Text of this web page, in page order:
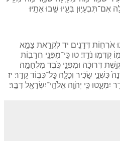
בְּעָ֖יוּ שֻׁ֥בוּ אֵתָֽיוּ׃
אֹרְח֖וֹת דְּדָנִֽים׃ יד לִקְרַ֥את צָמֵ֖א
קִדְּמ֥וּ נֹדֵֽד׃ טו כִּֽי־מִפְּנֵ֥י חֲרָב֖וֹת
דְּרוּכָ֔ה וּמִפְּנֵ֖י כֹּ֥בֶד מִלְחָמָֽה׃
כִּשְׁנֵ֣י שָׂכִ֔יר וְכָלָ֖ה כׇּל־כְּב֥וֹד קֵדָֽר׃ יז
יִמְעָ֑טוּ כִּ֛י יְהֹוָ֥ה אֱלֹהֵֽי־יִשְׂרָאֵ֖ל דִּבֵּֽר׃